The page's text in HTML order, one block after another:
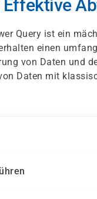
Effektive
Query ist ein
einen
von Daten und
Daten mit